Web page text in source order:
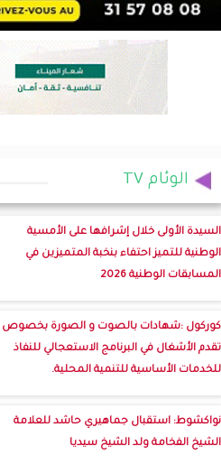
الوئام TV
السيدة الأولى خلال إشرافها على الأمسية
الوطنية للتميز احتفاء بنخبة المتميزين في
المسابقات الوطنية 2026
كوركول :شهادات بالصوت و الصورة بخصوص
تقدم الأشغال في البرنامج الاستعجالي للنفاذ
للخدمات الأساسية للتنمية المحلية.
نواكشوط: استقبال جماهيري حاشد للعلامة
الشيخ الفخامة ولد الشيخ سيديا